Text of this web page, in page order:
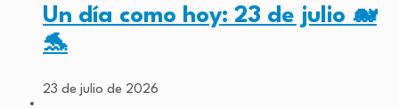
Un día como hoy: 23 de julio 🐋
🐬
23 de julio de 2026